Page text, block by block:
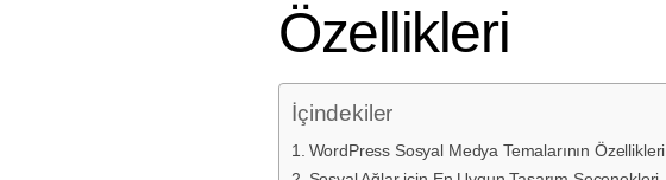
Özellikleri
İçindekiler
WordPress Sosyal Medya Temalarının Özellikleri